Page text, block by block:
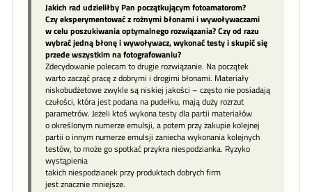
Jakich rad udzieliłby Pan początkującym fotoamatorom?
Czy eksperymentować z rożnymi błonami i wywoływaczami
w celu poszukiwania optymalnego rozwiązania? Czy od razu
wybrać jedną błonę i wywoływacz, wykonać testy i skupić się
przede wszystkim na fotografowaniu?
Zdecydowanie polecam to drugie rozwiązanie. Na początek
warto zacząć pracę z dobrymi i drogimi błonami. Materiały
niskobudżetowe zwykle są niskiej jakości – często nie posiadają
czułości, która jest podana na pudełku, mają duży rozrzut
parametrów. Jeżeli ktoś wykona testy dla partii materiałów
o określonym numerze emulsji, a potem przy zakupie kolejnej
partii o innym numerze emulsji zaniecha wykonania kolejnych
testów, to może go spotkać przykra niespodzianka. Ryzyko
wystąpienia
takich niespodzianek przy produktach dobrych firm
jest znacznie mniejsze.